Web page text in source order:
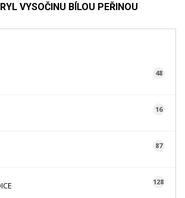
VYSOČINU BÍLOU PEŘINOU
48
16
87
128